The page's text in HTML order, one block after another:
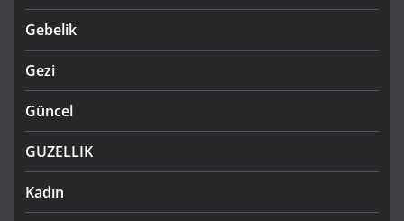
Gebelik
Gezi
Güncel
GUZELLIK
Kadın